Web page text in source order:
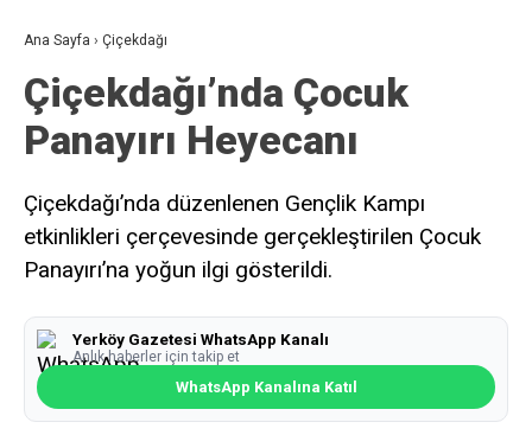
Ana Sayfa › Çiçekdağı
Çiçekdağı’nda Çocuk
Panayırı Heyecanı
Çiçekdağı’nda düzenlenen Gençlik Kampı
etkinlikleri çerçevesinde gerçekleştirilen Çocuk
Panayırı’na yoğun ilgi gösterildi.
Yerköy Gazetesi WhatsApp Kanalı
Anlık haberler için takip et
WhatsApp Kanalına Katıl